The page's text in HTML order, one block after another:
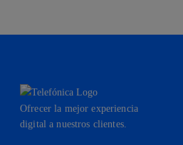
Ofrecer la mejor experiencia
digital a nuestros clientes.